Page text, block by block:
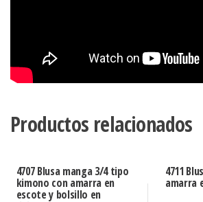
Productos relacionados
4707 Blusa manga 3/4 tipo
kimono con amarra en
escote y bolsillo en
4711
amarra